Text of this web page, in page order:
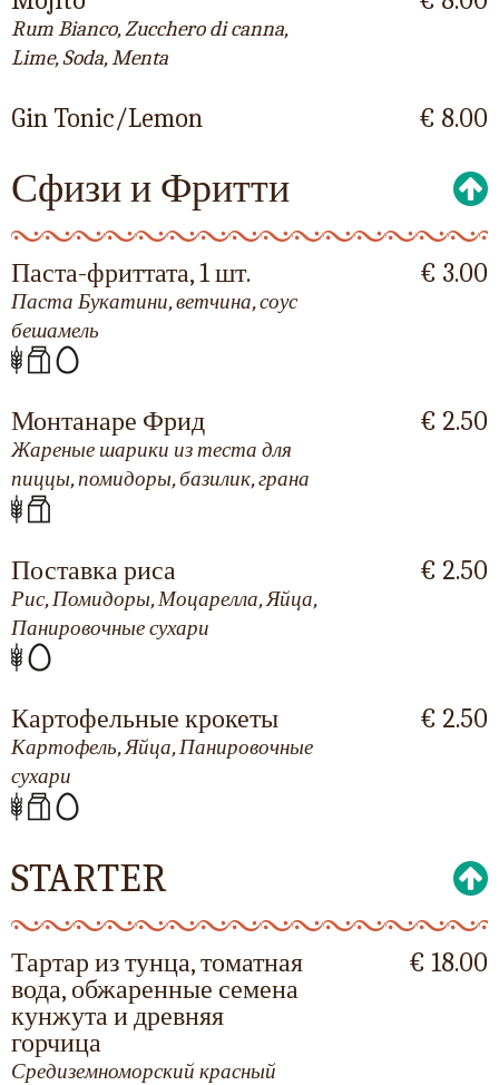
Rum Bianco, Zucchero di canna,
Lime, Soda, Menta
Gin Tonic/Lemon € 8.00
Сфизи и Фритти
Паста-фриттата, 1 шт.
Паста Букатини, ветчина, соус
бешамель
€ 3.00
Монтанаре Фрид
Жареные шарики из теста для
пиццы, помидоры, базилик, грана
€ 2.50
Поставка риса
Рис, Помидоры, Моцарелла, Яйца,
Панировочные сухари
€ 2.50
Картофельные крокеты
Картофель, Яйца, Панировочные
сухари
€ 2.50
STARTER
Тартар из тунца, томатная
вода, обжаренные семена
кунжута и древняя
горчица
Средиземноморский красный
€ 18.00